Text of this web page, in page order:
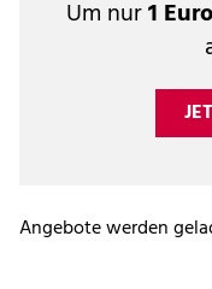
Um nur1
Angebote werden